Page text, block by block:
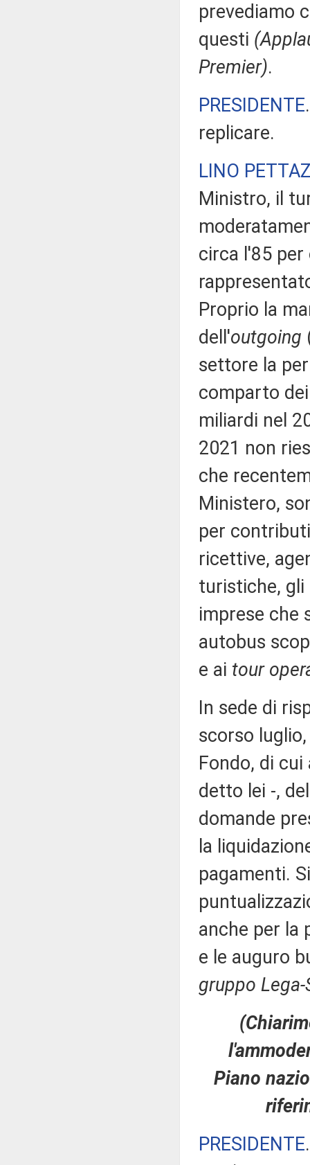
prevediamo
questi
Premier).
PRESIDENTE
replicare.
LINO
Ministro, il
circa l'85
Proprio la
dell'outgoing
settore la
comparto
miliardi nel
2021 non
che
Ministero,
per
ricettive,
turistiche,
imprese che
autobus
e ai tour
In sede di
scorso
Fondo, di
detto lei -,
domande
la
pagamenti.
anche per la
e le auguro
gruppo
Piano
PRESIDENTE